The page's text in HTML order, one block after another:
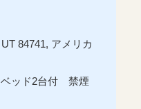
84741, アメリカ
ベッド2台付 禁煙